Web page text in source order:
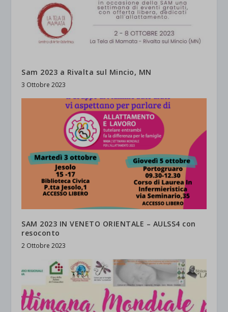
Sam 2023 a Rivalta sul Mincio, MN
3 Ottobre 2023
SAM 2023 IN VENETO ORIENTALE – AULSS4 con
resoconto
2 Ottobre 2023